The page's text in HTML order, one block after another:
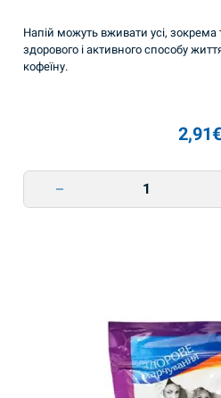
Напій можуть вживати усі, зокрема
здорового і активного способу
кофеїну.
2,91€